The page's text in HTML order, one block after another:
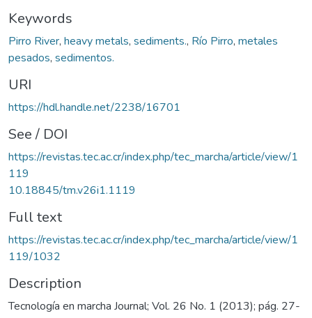
Keywords
Pirro River, heavy metals, sediments., Río Pirro, metales
pesados, sedimentos.
URI
https://hdl.handle.net/2238/16701
See / DOI
https://revistas.tec.ac.cr/index.php/tec_marcha/article/view/1
119
10.18845/tm.v26i1.1119
Full text
https://revistas.tec.ac.cr/index.php/tec_marcha/article/view/1
119/1032
Description
Tecnología en marcha Journal; Vol. 26 No. 1 (2013); pág. 27-